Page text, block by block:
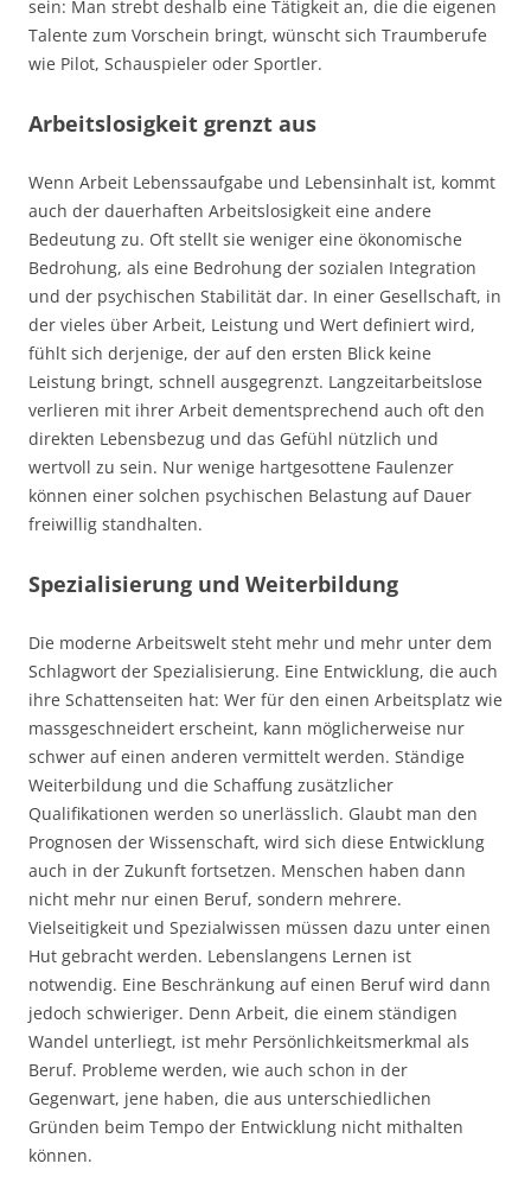
sein: Man strebt deshalb eine Tätigkeit an, die die eigenen
Talente zum Vorschein bringt, wünscht sich Traumberufe
wie Pilot, Schauspieler oder Sportler.
Arbeitslosigkeit grenzt aus
Wenn Arbeit Lebenssaufgabe und Lebensinhalt ist, kommt
auch der dauerhaften Arbeitslosigkeit eine andere
Bedeutung zu. Oft stellt sie weniger eine ökonomische
Bedrohung, als eine Bedrohung der sozialen Integration
und der psychischen Stabilität dar. In einer Gesellschaft, in
der vieles über Arbeit, Leistung und Wert definiert wird,
fühlt sich derjenige, der auf den ersten Blick keine
Leistung bringt, schnell ausgegrenzt. Langzeitarbeitslose
verlieren mit ihrer Arbeit dementsprechend auch oft den
direkten Lebensbezug und das Gefühl nützlich und
wertvoll zu sein. Nur wenige hartgesottene Faulenzer
können einer solchen psychischen Belastung auf Dauer
freiwillig standhalten.
Spezialisierung und Weiterbildung
Die moderne Arbeitswelt steht mehr und mehr unter dem
Schlagwort der Spezialisierung. Eine Entwicklung, die auch
ihre Schattenseiten hat: Wer für den einen Arbeitsplatz wie
massgeschneidert erscheint, kann möglicherweise nur
schwer auf einen anderen vermittelt werden. Ständige
Weiterbildung und die Schaffung zusätzlicher
Qualifikationen werden so unerlässlich. Glaubt man den
Prognosen der Wissenschaft, wird sich diese Entwicklung
auch in der Zukunft fortsetzen. Menschen haben dann
nicht mehr nur einen Beruf, sondern mehrere.
Vielseitigkeit und Spezialwissen müssen dazu unter einen
Hut gebracht werden. Lebenslangens Lernen ist
notwendig. Eine Beschränkung auf einen Beruf wird dann
jedoch schwieriger. Denn Arbeit, die einem ständigen
Wandel unterliegt, ist mehr Persönlichkeitsmerkmal als
Beruf. Probleme werden, wie auch schon in der
Gegenwart, jene haben, die aus unterschiedlichen
Gründen beim Tempo der Entwicklung nicht mithalten
können.